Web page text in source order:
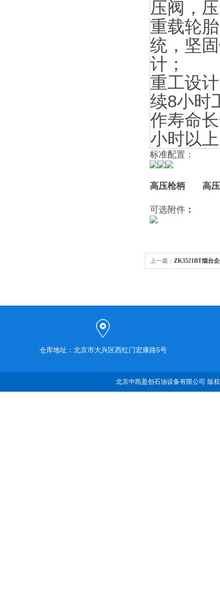
压阀，
重载轮
统，坚
计；
重工设
续8小时
作寿命
小时以上
标准配置：
高压枪柄 高
可选附件 ：
上一篇： ZK3521BT烟台
仓库地址：北京市大兴区西红门宏康路5号
北京中凯盈创石油设备有限公司 版